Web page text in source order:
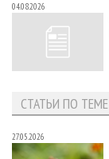
04.08.2026
СТАТЬИ ПО ТЕМЕ
27.05.2026